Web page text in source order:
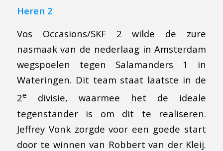
Heren 2
Vos Occasions/SKF 2 wilde de zure
nasmaak van de nederlaag in Amsterdam
wegspoelen tegen Salamanders 1 in
Wateringen. Dit team staat laatste in de
2e
divisie, waarmee het de ideale
tegenstander is om dit te realiseren.
Jeffrey Vonk zorgde voor een goede start
door te winnen van Robbert van der Kleij.